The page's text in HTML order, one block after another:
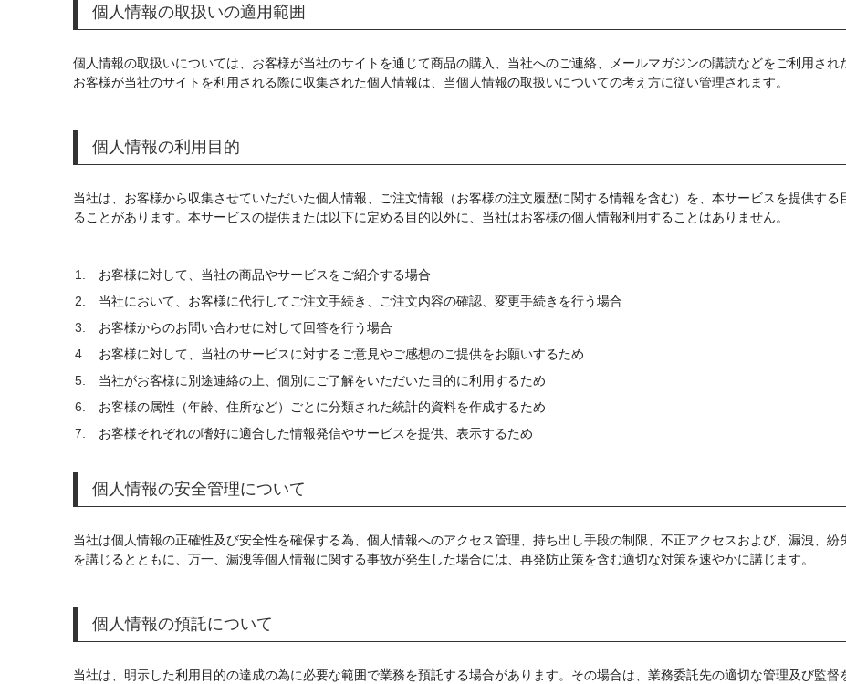
個人情報の取扱いの適用範囲
個人情報の取扱いについては、お客様が当社のサイトを通じて商品の購入、当社へのご連絡、メールマガジンの購読などをご利用され
お客様が当社のサイトを利用される際に収集された個人情報は、当個人情報の取扱いについての考え方に従い管理されます。
個人情報の利用目的
当社は、お客様から収集させていただいた個人情報、ご注文情報（お客様の注文履歴に関する情報を含む）を、本サービスを提供す
ることがあります。本サービスの提供または以下に定める目的以外に、当社はお客様の個人情報利用することはありません。
お客様に対して、当社の商品やサービスをご紹介する場合
当社において、お客様に代行してご注文手続き、ご注文内容の確認、変更手続きを行う場合
お客様からのお問い合わせに対して回答を行う場合
お客様に対して、当社のサービスに対するご意見やご感想のご提供をお願いするため
当社がお客様に別途連絡の上、個別にご了解をいただいた目的に利用するため
お客様の属性（年齢、住所など）ごとに分類された統計的資料を作成するため
お客様それぞれの嗜好に適合した情報発信やサービスを提供、表示するため
個人情報の安全管理について
当社は個人情報の正確性及び安全性を確保する為、個人情報へのアクセス管理、持ち出し手段の制限、不正アクセスおよび、漏洩、
を講じるとともに、万一、漏洩等個人情報に関する事故が発生した場合には、再発防止策を含む適切な対策を速やかに講じます。
個人情報の預託について
当社は、明示した利用目的の達成の為に必要な範囲で業務を預託する場合があります。その場合は、業務委託先の適切な管理及び監督